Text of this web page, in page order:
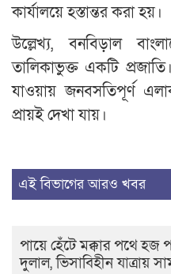
কার্যালয়ে হস্তান্তর করা হয়।
উল্লেখ্য, বনবিড়াল
তালিকাভুক্ত একটি
যাওয়ায় জনবসতিপূর্ণ
প্রায়ই দেখা যায়।
এই বিভাগের আরও খবর
পায়ে হেঁটে মক্কার পথে হজ
দুলাল, ভিসাবিহীন যাত্রায়